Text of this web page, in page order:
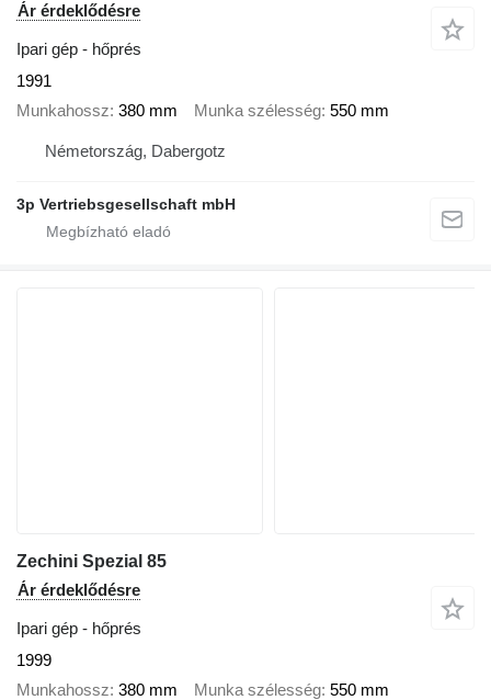
Ár érdeklődésre
Ipari gép - hőprés
1991
Munkahossz 380 mm Munka szélesség 550 mm
Németország, Dabergotz
3p Vertriebsgesellschaft mbH
Zechini Spezial 85
Ár érdeklődésre
Ipari gép - hőprés
1999
Munkahossz 380 mm Munka szélesség 550 mm